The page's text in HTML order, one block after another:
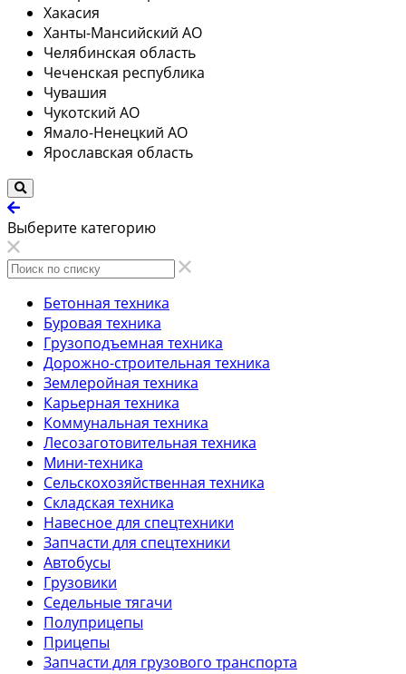
Хакасия
Ханты-Мансийский АО
Челябинская область
Чеченская республика
Чувашия
Чукотский АО
Ямало-Ненецкий АО
Ярославская область
Выберите категорию
Бетонная техника
Буровая техника
Грузоподъемная техника
Дорожно-строительная техника
Землеройная техника
Карьерная техника
Коммунальная техника
Лесозаготовительная техника
Мини-техника
Сельскохозяйственная техника
Складская техника
Навесное для спецтехники
Запчасти для спецтехники
Автобусы
Грузовики
Седельные тягачи
Полуприцепы
Прицепы
Запчасти для грузового транспорта